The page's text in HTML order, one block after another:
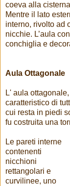
coeva alla
Mentre il lato
interno, rivolto ad
nicchie. L’aula
conchiglia e
Aula Ottagonale
L' aula
caratteristico di
cui resta in piedi
fu costruita una
Le pareti interne
contenenti
nicchioni
rettangolari e
curvilinee, uno